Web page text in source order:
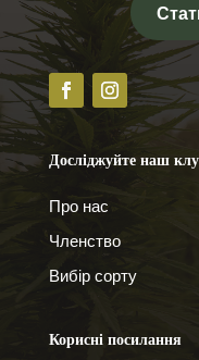
Досліджуйте наш
Про нас
Членство
Вибір сорту
Корисні посилання